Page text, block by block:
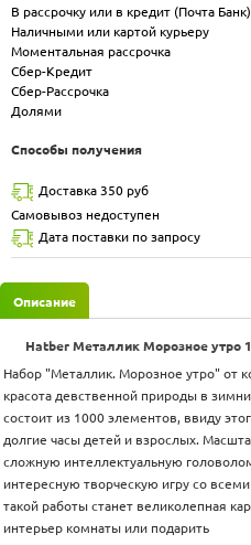
В рассрочку или в кредит (Почта Банк)
Наличными или картой курьеру
Моментальная рассрочка
Сбер-Кредит
Сбер-Рассрочка
Долями
Способы получения
Доставка 350 руб
Самовывоз недоступен
Дата поставки по запросу
Описание
Hatber Металлик Морозное утро
Набор "Металлик. Морозное утро" от
красота девственной природы в
состоит из 1000 элементов, ввиду
долгие часы детей и взрослых.
сложную интеллектуальную
интересную творческую игру со
такой работы станет великолепная
интерьер комнаты или подарить